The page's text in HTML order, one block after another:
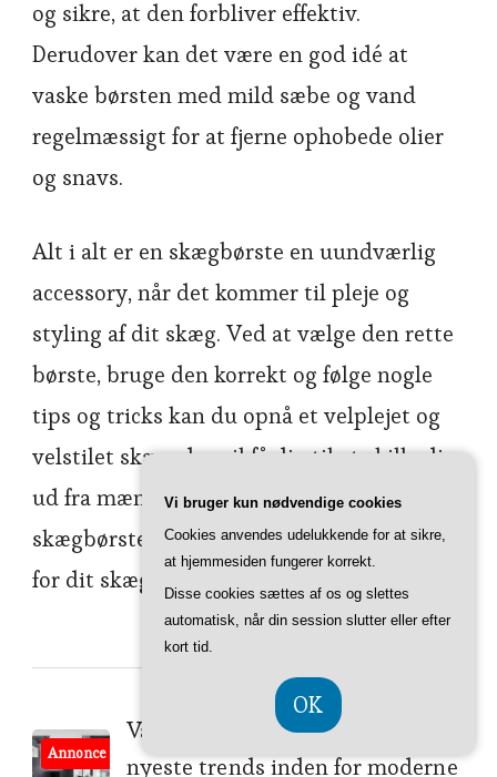
og sikre, at den forbliver effektiv.
Derudover kan det være en god idé at
vaske børsten med mild sæbe og vand
regelmæssigt for at fjerne ophobede olier
og snavs.
Alt i alt er en skægbørste en uundværlig
accessory, når det kommer til pleje og
styling af dit skæg. Ved at vælge den rette
børste, bruge den korrekt og følge nogle
tips og tricks kan du opnå et velplejet og
velstilet skæg, der vil få dig til at skille dig
ud fra mængden. Så invester i en god
skægbørste og se forskellen det kan gøre
for dit skæg!
Post
Annonce
Varm dit hjem med stil: De
nyeste trends inden for moderne
Vi bruger kun nødvendige cookies
Cookies anvendes udelukkende for at sikre,
at hjemmesiden fungerer korrekt.
Disse cookies sættes af os og slettes
automatisk, når din session slutter eller efter
kort tid.
OK